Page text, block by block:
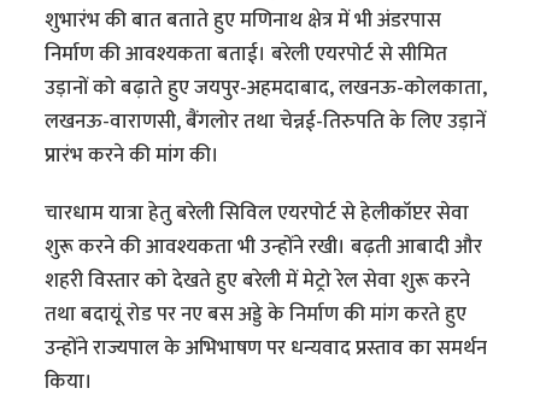
शुभारंभ की बात बताते हुए मणिनाथ क्षेत्र में भी अंडरपास
निर्माण की आवश्यकता बताई। बरेली एयरपोर्ट से सीमित
उड़ानों को बढ़ाते हुए जयपुर-अहमदाबाद, लखनऊ-कोलकाता,
लखनऊ-वाराणसी, बैंगलोर तथा चेन्नई-तिरुपति के लिए उड़ानें
प्रारंभ करने की मांग की।
चारधाम यात्रा हेतु बरेली सिविल एयरपोर्ट से हेलीकॉप्टर सेवा
शुरू करने की आवश्यकता भी उन्होंने रखी। बढ़ती आबादी और
शहरी विस्तार को देखते हुए बरेली में मेट्रो रेल सेवा शुरू करने
तथा बदायूं रोड पर नए बस अड्डे के निर्माण की मांग करते हुए
उन्होंने राज्यपाल के अभिभाषण पर धन्यवाद प्रस्ताव का समर्थन
किया।